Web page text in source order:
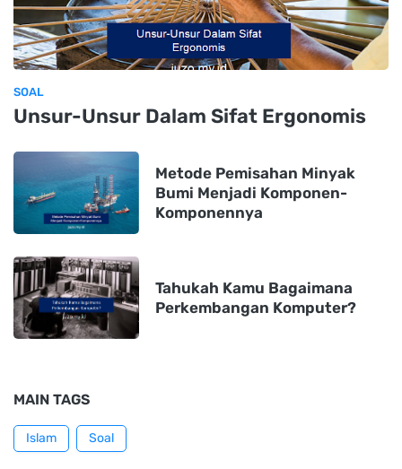
SOAL
Unsur-Unsur Dalam Sifat Ergonomis
Metode Pemisahan Minyak
Bumi Menjadi Komponen-
Komponennya
Tahukah Kamu Bagaimana
Perkembangan Komputer?
MAIN TAGS
Islam Soal